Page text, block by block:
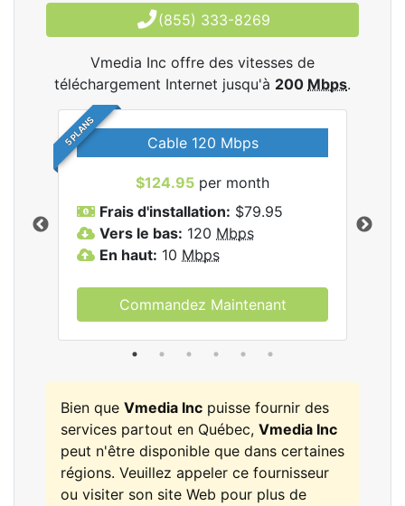
(855) 333-8269
Vmedia Inc offre des vitesses de
téléchargement Internet jusqu'à 200 Mbps.
5 PLANS Cable 120 Mbps
$124.95 per month
Frais d'installation: $79.95
Vers le bas: 120 Mbps
En haut: 10 Mbps
Commandez Maintenant
Bien que Vmedia Inc puisse fournir des
services partout en Québec, Vmedia Inc
peut n'être disponible que dans certaines
régions. Veuillez appeler ce fournisseur
ou visiter son site Web pour plus de